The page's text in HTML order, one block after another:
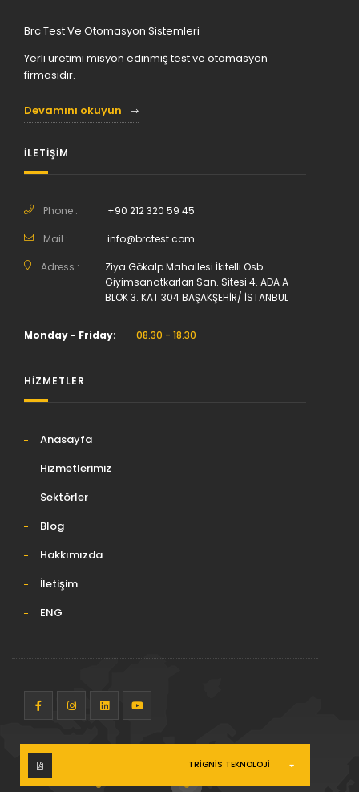
Brc Test Ve Otomasyon Sistemleri
Yerli üretimi misyon edinmiş test ve otomasyon
firmasıdır.
Devamını okuyun
İLETİŞİM
Phone : +90 212 320 59 45
Mail : info@brctest.com
Adress :
Ziya Gökalp Mahallesi İkitelli Osb
Giyimsanatkarları San. Sitesi 4. ADA A-
BLOK 3. KAT 304 BAŞAKŞEHİR/ İSTANBUL
Monday - Friday: 08.30 - 18.30
HİZMETLER
Anasayfa
Hizmetlerimiz
Sektörler
Blog
Hakkımızda
İletişim
ENG
TRIGNIS TEKNOLOJI